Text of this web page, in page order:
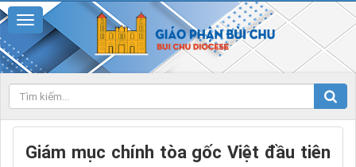
Giám mục chính tòa gốc Việt đầu tiên